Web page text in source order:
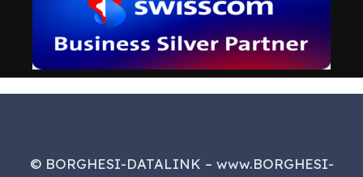
© BORGHESI-DATALINK – www.BORGHESI-